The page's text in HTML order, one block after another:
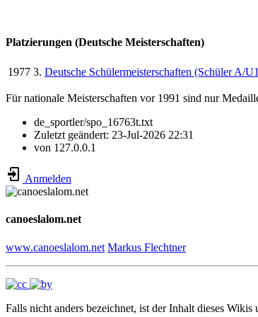
Platzierungen (Deutsche Meisterschaften)
1977 3. Deutsche Schülermeisterschaften (Schüler A/
Für nationale Meisterschaften vor 1991 sind nur
de_sportler/spo_16763t.txt
Zuletzt geändert: 23-Jul-2026 22:31
von 127.0.0.1
Anmelden
canoeslalom.net
www.canoeslalom.net Markus Flechtner
Falls nicht anders bezeichnet, ist der Inhalt dieses